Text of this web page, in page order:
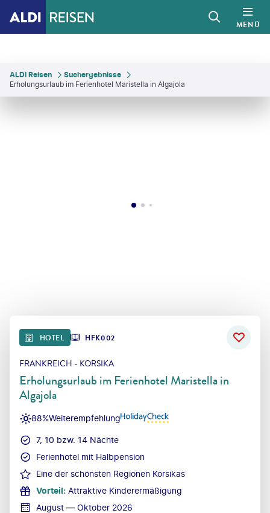
MENÜ
ALDI Reisen
Suchergebnisse
Erholungsurlaub im Ferienhotel Maristella in Algajola
HOTEL HFK002
FRANKREICH - KORSIKA
Erholungsurlaub im Ferienhotel Maristella in
Algajola
Weiterempfehlung
88%
7, 10 bzw. 14 Nächte
Ferienhotel mit Halbpension
Eine der schönsten Regionen Korsikas
Vorteil: Attraktive Kinderermäßigung
August — Oktober 2026